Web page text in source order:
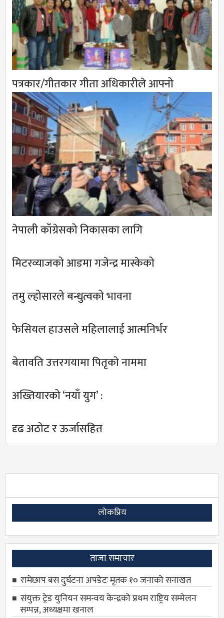
पत्रकार/गीतकार गीता अधिकारीले आफ्नो
नेपाली काँग्रेसको निकासका लागि
मिटरव्याजको आडमा गजेन्द्र मास्केको
तमु ल्होसारले बन्धुत्वको भावना
फेसियल हाउसले महिलालाई आत्मनिर्भर
बेतावति उत्तरगयामा पितृकाे नाममा
अख्तियारको ‘नयाँ युग’ :
दृढ अठोट र ऊर्जासहित
लोकप्रिय
ताजा समाचार
रामेछाप बस दुर्घटना अपडेटः मृतक १० जनाको सनाखत
संयुक्त ट्रेड युनियन समन्वय केन्द्रको प्रथम राष्ट्रिय सम्मेलन
सम्पन्न, अध्यक्षमा खनाल